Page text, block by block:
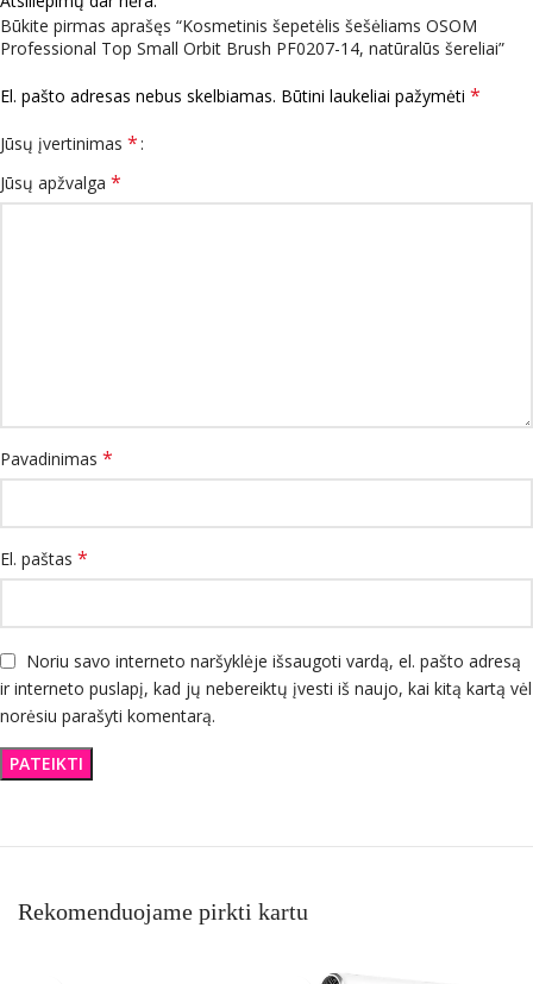
Būkite pirmas aprašęs “Kosmetinis šepetėlis šešėliams OSOM
Professional Top Small Orbit Brush PF0207-14, natūralūs šereliai”
El. pašto adresas nebus skelbiamas. Būtini laukeliai pažymėti *
Jūsų įvertinimas *
Jūsų apžvalga *
Pavadinimas *
El. paštas *
Noriu savo interneto naršyklėje išsaugoti vardą, el. pašto adresą
ir interneto puslapį, kad jų nebereiktų įvesti iš naujo, kai kitą kartą vėl
norėsiu parašyti komentarą.
Rekomenduojame pirkti kartu